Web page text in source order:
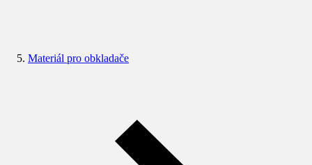
Materiál pro obkladače